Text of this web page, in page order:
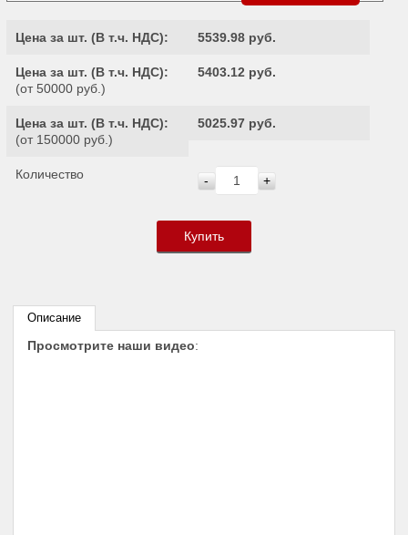
Цена за шт. (В т.ч. НДС): 5539.98 руб.
Цена за шт. (В т.ч. НДС):
(от 50000 руб.)
5403.12 руб.
Цена за шт. (В т.ч. НДС):
(от 150000 руб.)
5025.97 руб.
Количество - +
Купить
Описание
Просмотрите наши видео: